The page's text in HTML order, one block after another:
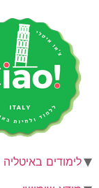
לימודים באיטליה